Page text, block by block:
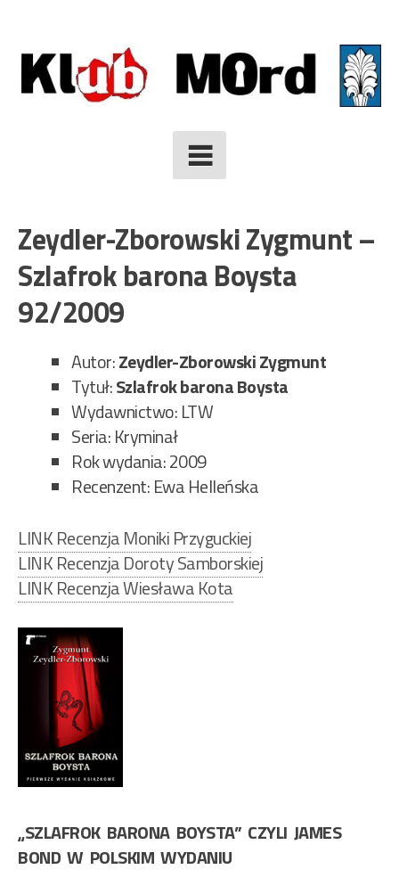
to
content
Zeydler-Zborowski Zygmunt –
Szlafrok barona Boysta
92/2009
Autor:Zeydler-Zborowski Zygmunt
Tytuł:Szlafrok barona Boysta
Wydawnictwo: LTW
Seria: Kryminał
Rok wydania: 2009
Recenzent: Ewa Helleńska
LINK Recenzja Moniki Przyguckiej
LINK Recenzja Doroty Samborskiej
LINK Recenzja Wiesława Kota
„SZLAFROK BARONA BOYSTA” CZYLI JAMES
BOND W POLSKIM WYDANIU